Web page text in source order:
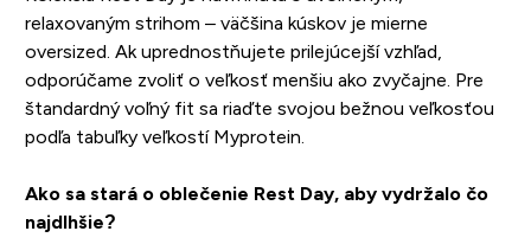
relaxovaným strihom – väčšina kúskov je mierne
oversized. Ak uprednostňujete prilejúcejší vzhľad,
odporúčame zvoliť o veľkosť menšiu ako zvyčajne. Pre
štandardný voľný fit sa riaďte svojou bežnou veľkosťou
podľa tabuľky veľkostí Myprotein.
Ako sa stará o oblečenie Rest Day, aby vydržalo čo
najdlhšie?